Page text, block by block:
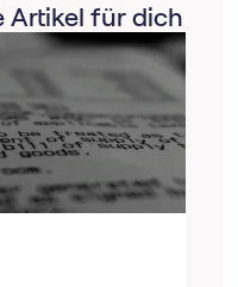
Artikel für dich